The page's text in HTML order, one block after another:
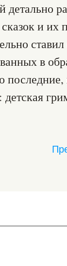
и их
в
последние,
детская